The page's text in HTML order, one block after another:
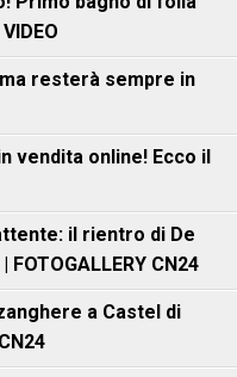
resterà sempre in
vendita online! Ecco il
il rientro di De
CN24
a Castel di